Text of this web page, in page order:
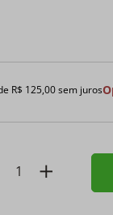
R$ 125,00sem juros